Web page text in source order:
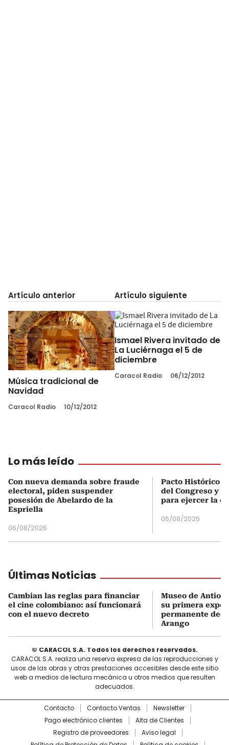
Artículo anterior
Música tradicional de
Navidad
Caracol Radio 10/12/2012
Artículo siguiente
Ismael Rivera invitado de
La Luciérnaga el 5 de
diciembre
Caracol Radio 06/12/2012
Lo más leído
Con nueva demanda sobre fraude
electoral, piden suspender
posesión de Abelardo de la
Espriella
06/08/2026
Pacto Histórico
del Congreso y
para ejercer la
06/08/2026
Últimas Noticias
Cambian las reglas para financiar
el cine colombiano: así funcionará
con el nuevo decreto
Museo de
su primera
permanente
Arango
© CARACOL S.A. Todos los derechos reservados.
CARACOL S.A. realiza una reserva expresa de las reproducciones y
usos de las obras y otras prestaciones accesibles desde este sitio
web a medios de lectura mecánica u otros medios que resulten
adecuados.
Contacto Contacto Ventas
Newsletter
Pago electrónico clientes
Alta de Clientes
Registro de proveedores
Aviso legal